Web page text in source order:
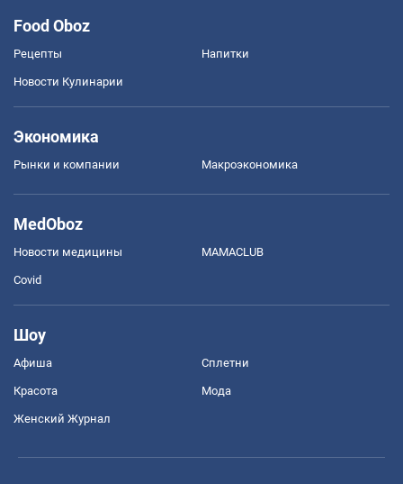
Food Oboz
Рецепты Напитки
Новости Кулинарии
Экономика
Рынки и компании Mакроэкономика
MedOboz
Новости медицины MAMACLUB
Covid
Шоу
Афиша Сплетни
Красота Мода
Женский Журнал